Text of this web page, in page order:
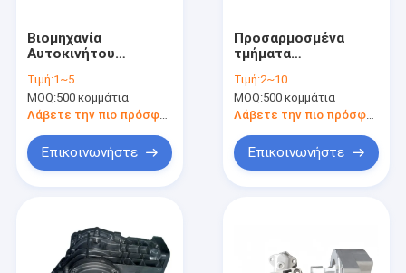
Βιομηχανία
Αυτοκινήτου
Σκελετών Χρυσό
χρώμα
Τιμή:1~5
MOQ:500 κομμάτια
Λάβετε την πιο πρόσφατη τιμή
Επικοινωνήστε
Προσαρμοσμένα
τμήματα
χύτευσης αλουμινίου
Τιμή:2~10
MOQ:500 κομμάτια
Επικοινωνήστε